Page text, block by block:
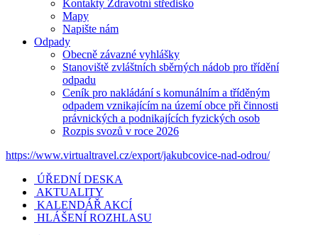
Kontakty Zdravotní středisko
Mapy
Napište nám
Odpady
Obecně závazné vyhlášky
Stanoviště zvláštních sběrných nádob pro třídění
odpadu
Ceník pro nakládání s komunálním a tříděným
odpadem vznikajícím na území obce při činnosti
právnických a podnikajících fyzických osob
Rozpis svozů v roce 2026
https://www.virtualtravel.cz/export/jakubcovice-nad-odrou/
ÚŘEDNÍ DESKA
AKTUALITY
KALENDÁŘ AKCÍ
HLÁŠENÍ ROZHLASU